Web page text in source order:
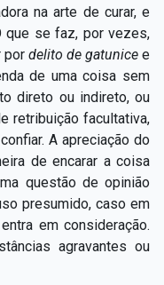
na arte de curar, e
que se faz, por vezes,
por delito de gatunice e
de uma coisa sem
direto ou indireto, ou
retribuição facultativa,
A apreciação do
de encarar a coisa
questão de opinião
presumido, caso em
em consideração.
agravantes ou